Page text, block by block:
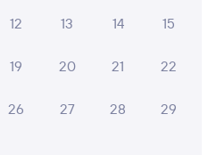
1-комнатная
12 13 14 15
19 20 21 22
26 27 28 29